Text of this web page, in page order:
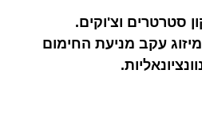
סטרטרים וצ'וקים.
עקב מניעת החימום
.